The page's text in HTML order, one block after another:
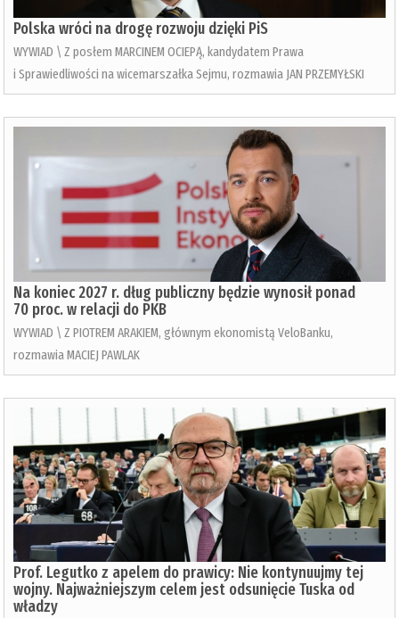
Polska wróci na drogę rozwoju dzięki PiS
WYWIAD \ Z posłem MARCINEM OCIEPĄ, kandydatem Prawa
i Sprawiedliwości na wicemarszałka Sejmu, rozmawia JAN PRZEMYŁSKI
Na koniec 2027 r. dług publiczny będzie wynosił ponad
70 proc. w relacji do PKB
WYWIAD \ Z PIOTREM ARAKIEM, głównym ekonomistą VeloBanku,
rozmawia MACIEJ PAWLAK
Prof. Legutko z apelem do prawicy: Nie kontynuujmy tej
wojny. Najważniejszym celem jest odsunięcie Tuska od
władzy